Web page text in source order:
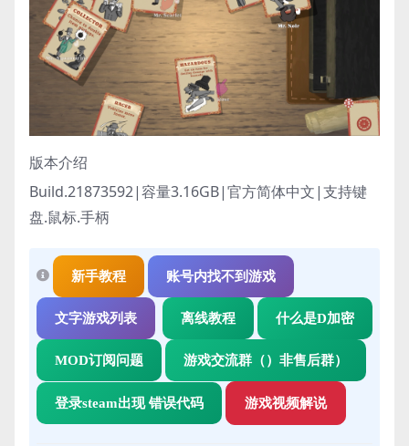
版本介绍
Build.21873592|容量3.16GB|官方简体中文|支持键
盘.鼠标.手柄
新手教程 账号内找不到游戏
文字游戏列表 离线教程 什么是D加密
MOD订阅问题 游戏交流群（）非售后群）
登录steam出现 错误代码 游戏视频解说